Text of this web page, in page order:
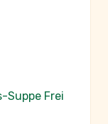
Suppe Frei